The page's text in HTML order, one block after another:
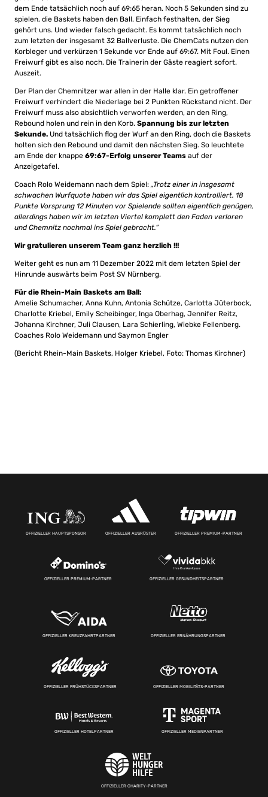
dem Ende tatsächlich noch auf 69:65 heran. Noch 5 Sekunden sind zu
spielen, die Baskets haben den Ball. Einfach festhalten, der Sieg
gehört uns. Und wieder falsch gedacht. Es kommt tatsächlich noch
zum letzten der insgesamt 32 Ballverluste. Die ChemCats nutzen den
Korbleger und verkürzen 1 Sekunde vor Ende auf 69:67. Mit Foul. Einen
Freiwurf gibt es also noch. Die Trainerin der Gäste reagiert sofort.
Auszeit.
Der Plan der Chemnitzer war allen in der Halle klar. Ein getroffener
Freiwurf verhindert die Niederlage bei 2 Punkten Rückstand nicht. Der
Freiwurf muss also absichtlich verworfen werden, an den Ring,
Rebound holen und rein in den Korb. Spannung bis zur letzten
Sekunde. Und tatsächlich flog der Wurf an den Ring, doch die Baskets
holten sich den Rebound und damit den nächsten Sieg. So leuchtete
am Ende der knappe 69:67-Erfolg unserer Teams auf der
Anzeigetafel.
Coach Rolo Weidemann nach dem Spiel: „Trotz einer in insgesamt
schwachen Wurfquote haben wir das Spiel eigentlich kontrolliert. 18
Punkte Vorsprung 12 Minuten vor Spielende sollten eigentlich genügen,
allerdings haben wir im letzten Viertel komplett den Faden verloren
und Chemnitz nochmal ins Spiel gebracht.“
Wir gratulieren unserem Team ganz herzlich !!!
Weiter geht es nun am 11 Dezember 2022 mit dem letzten Spiel der
Hinrunde auswärts beim Post SV Nürnberg.
Für die Rhein-Main Baskets am Ball:
Amelie Schumacher, Anna Kuhn, Antonia Schütze, Carlotta Jüterbock,
Charlotte Kriebel, Emily Scheibinger, Inga Oberhag, Jennifer Reitz,
Johanna Kirchner, Juli Clausen, Lara Schierling, Wiebke Fellenberg.
Coaches Rolo Weidemann und Saymon Engler
(Bericht Rhein-Main Baskets, Holger Kriebel, Foto: Thomas Kirchner)
OFFIZIELLER HAUPTSPONSOR OFFIZIELLER AUSRÜSTER OFFIZIELLER PREMIUM-PARTNER
OFFIZIELLER PREMIUM-PARTNER OFFIZIELLER GESUNDHEITSPARTNER
OFFIZIELLER KREUZFAHRTPARTNER OFFIZIELLER ERNÄHRUNGSPARTNER
OFFIZIELLER FRÜHSTÜCKSPARTNER OFFIZIELLER MOBILITÄTS-PARTNER
OFFIZIELLER HOTELPARTNER OFFIZIELLER MEDIENPARTNER
OFFIZIELLER CHARITY-PARTNER